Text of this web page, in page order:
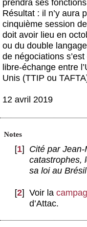
prendra ses
Résultat : il n’y aura
cinquième session
doit avoir lieu en
ou du double
de négociations
libre-échange entre
Unis (TTIP ou
12 avril 2019
Notes
[1]
Cité par
catastrophes,
sa loi au
[2] Voir la
d’Attac.